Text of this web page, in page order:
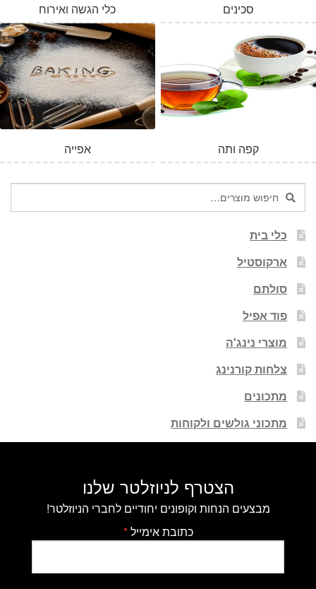
כלי הגשה ואירוח סכינים
אפייה קפה ותה
חיפוש
עבור:
חיפוש
כלי בית
ארקוסטיל
סולתם
פוד אפיל
מוצרי נינג'ה
צלחות קורנינג
מתכונים
מתכוני גולשים ולקוחות
הצטרף לניוזלטר שלנו
מבצעים הנחות וקופונים יחודיים לחברי הניוזלטר!
כתובת אימייל*